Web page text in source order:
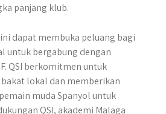
panjang klub.
dapat membuka peluang bagi
untuk bergabung dengan
QSI berkomitmen untuk
lokal dan memberikan
muda Spanyol untuk
QSI, akademi Malaga